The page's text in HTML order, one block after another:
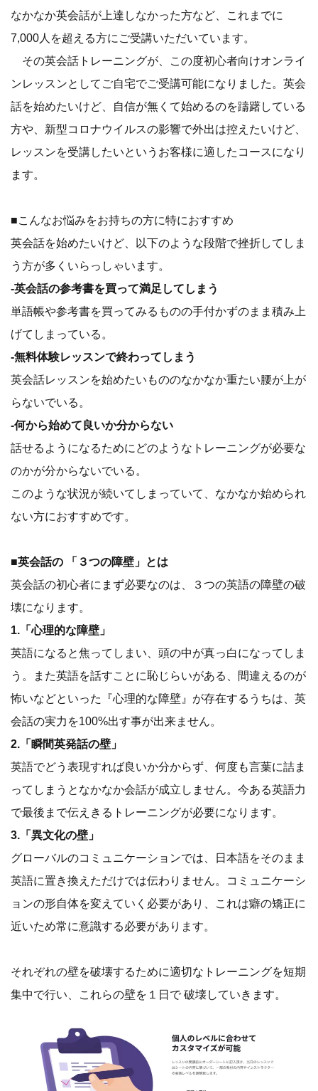
なかなか英会話が上達しなかった方など、これまでに
7,000人を超える方にご受講いただいています。
その英会話トレーニングが、この度初心者向けオンライ
ンレッスンとしてご自宅でご受講可能になりました。英会
話を始めたいけど、自信が無くて始めるのを躊躇している
方や、新型コロナウイルスの影響で外出は控えたいけど、
レッスンを受講したいというお客様に適したコースになり
ます。
■こんなお悩みをお持ちの方に特におすすめ
英会話を始めたいけど、以下のような段階で挫折してしま
う方が多くいらっしゃいます。
-英会話の参考書を買って満足してしまう
単語帳や参考書を買ってみるものの手付かずのまま積み上
げてしまっている。
-無料体験レッスンで終わってしまう
英会話レッスンを始めたいもののなかなか重たい腰が上が
らないでいる。
-何から始めて良いか分からない
話せるようになるためにどのようなトレーニングが必要な
のかが分からないでいる。
このような状況が続いてしまっていて、なかなか始められ
ない方におすすめです。
■英会話の 「３つの障壁」とは
英会話の初心者にまず必要なのは、３つの英語の障壁の破
壊になります。
1.「心理的な障壁」
英語になると焦ってしまい、頭の中が真っ白になってしま
う。また英語を話すことに恥じらいがある、間違えるのが
怖いなどといった『心理的な障壁』が存在するうちは、英
会話の実力を100%出す事が出来ません。
2.「瞬間英発話の壁」
英語でどう表現すれば良いか分からず、何度も言葉に詰ま
ってしまうとなかなか会話が成立しません。今ある英語力
で最後まで伝えきるトレーニングが必要になります。
3.「異文化の壁」
グローバルのコミュニケーションでは、日本語をそのまま
英語に置き換えただけでは伝わりません。コミュニケーシ
ョンの形自体を変えていく必要があり、これは癖の矯正に
近いため常に意識する必要があります。
それぞれの壁を破壊するために適切なトレーニングを短期
集中で行い、これらの壁を１日で 破壊していきます。